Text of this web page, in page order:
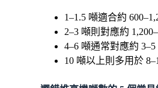
1–1.5 噸適合約
2–3 噸則對應約
4–6 噸通常對應約
10 噸以上則多用於